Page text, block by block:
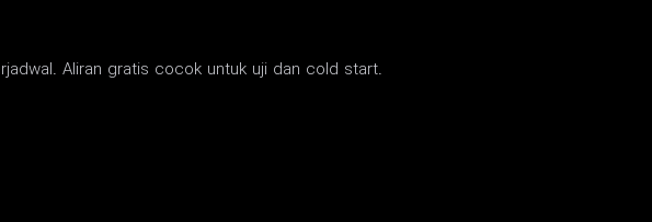
Aliran gratis cocok untuk uji dan cold start.